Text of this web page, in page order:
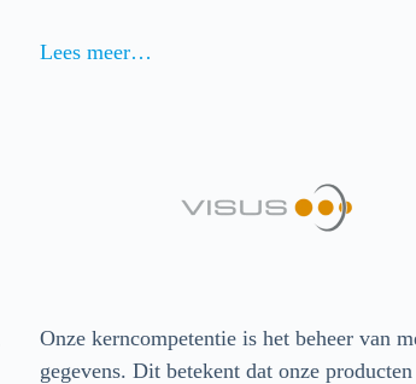
Lees meer…
Onze kerncompetentie is het beheer van
gegevens. Dit betekent dat onze producten